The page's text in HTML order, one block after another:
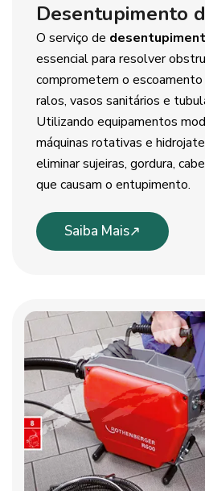
Desentupimento
O serviço de
essencial para resolver
comprometem o escoamento
ralos, vasos sanitários e
Utilizando equipamentos
máquinas rotativas e
eliminar sujeiras, gordura,
que causam o entupimento.
Saiba Mais